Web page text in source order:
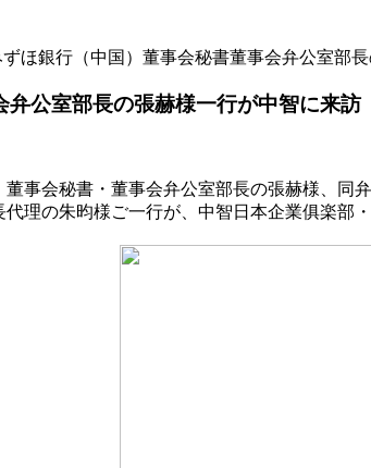
ずほ銀行（中国）董事会秘書董事会弁公室部
公室部長の張赫様一行が中智に来訪
事会秘書・董事会弁公室部長の張赫様、
理の朱昀様ご一行が、中智日本企業俱楽部